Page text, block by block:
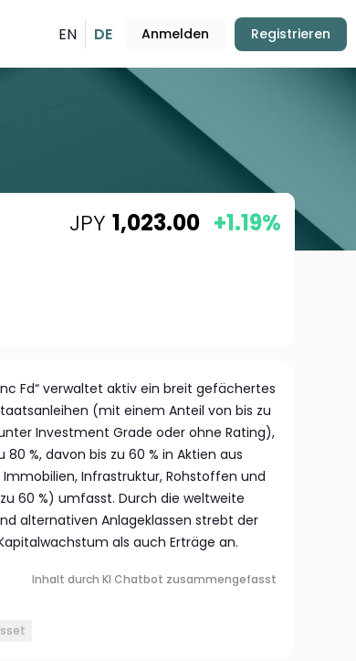
EN DE Anmelden Registrieren
JPY 1,023.00 +1.19%
Fd“ verwaltet aktiv ein breit gefächertes
(mit einem Anteil von bis zu
Investment Grade oder ohne Rating),
%, davon bis zu 60 % in Aktien aus
Infrastruktur, Rohstoffen und
60 %) umfasst. Durch die weltweite
alternativen Anlageklassen strebt der
als auch Erträge an.
Inhalt durch KI Chatbot zusammengefasst